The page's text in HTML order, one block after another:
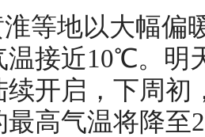
等地以大幅偏
温接近10℃。明
续开启，下周
最高气温将降